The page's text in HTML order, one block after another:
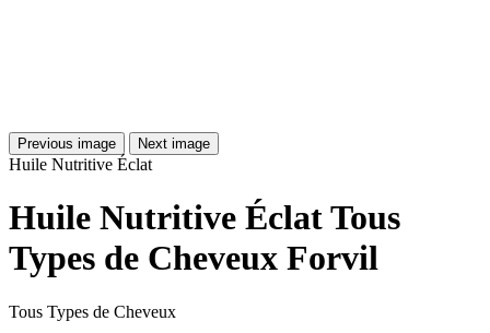
Previous image Next image
Huile Nutritive Éclat
Huile Nutritive Éclat Tous
Types de Cheveux Forvil
Tous Types de Cheveux